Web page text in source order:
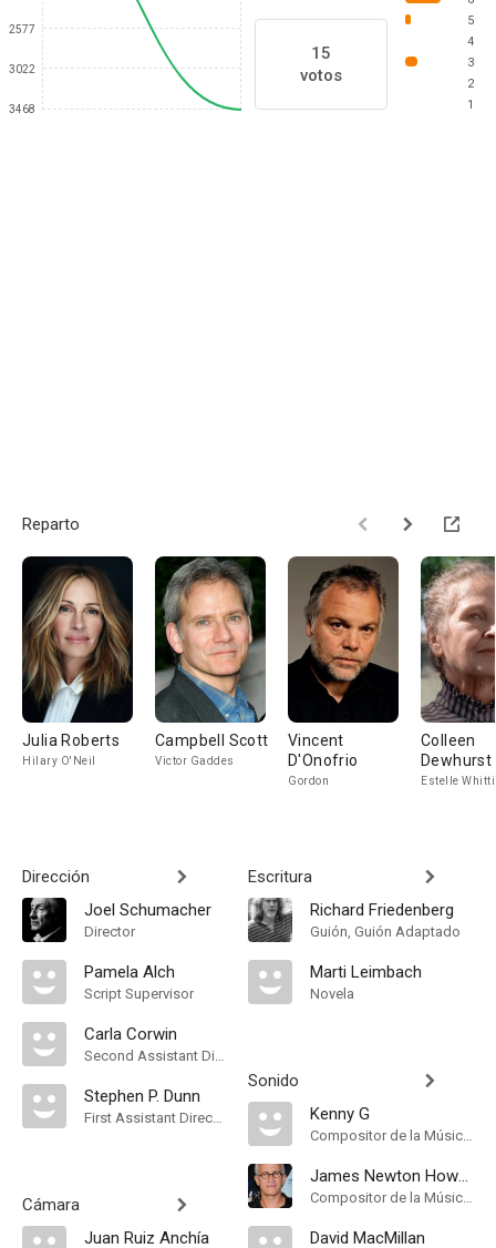
2577
3022
3468
15
votos
5
4
3
2
1
Reparto
Julia Roberts
Hilary O'Neil
Campbell Scott
Victor Gaddes
Vincent
D'Onofrio
Gordon
Colleen
Dewhurst
Estelle
Dirección
Joel Schumacher
Director
Pamela Alch
Script Supervisor
Carla Corwin
Second Assistant Director
Stephen P. Dunn
First Assistant Director
Cámara
Juan Ruiz Anchía
Escritura
Richard Friedenberg
Guión, Guión Adaptado
Marti Leimbach
Novela
Sonido
Kenny G
Compositor de la Música Original
James Newton Howard
Compositor de la Música Original
David MacMillan